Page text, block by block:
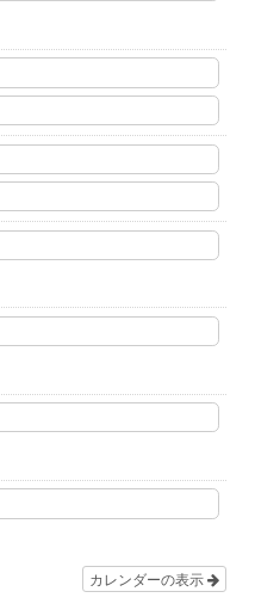
カレンダーの表示